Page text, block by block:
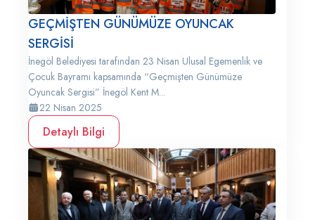
GEÇMİŞTEN GÜNÜMÜZE OYUNCAK
SERGİSİ
İnegöl Belediyesi tarafından 23 Nisan Ulusal Egemenlik ve
Çocuk Bayramı kapsamında “Geçmişten Günümüze
Oyuncak Sergisi” İnegöl Kent M...
22 Nisan 2025
Detaylı Bilgi